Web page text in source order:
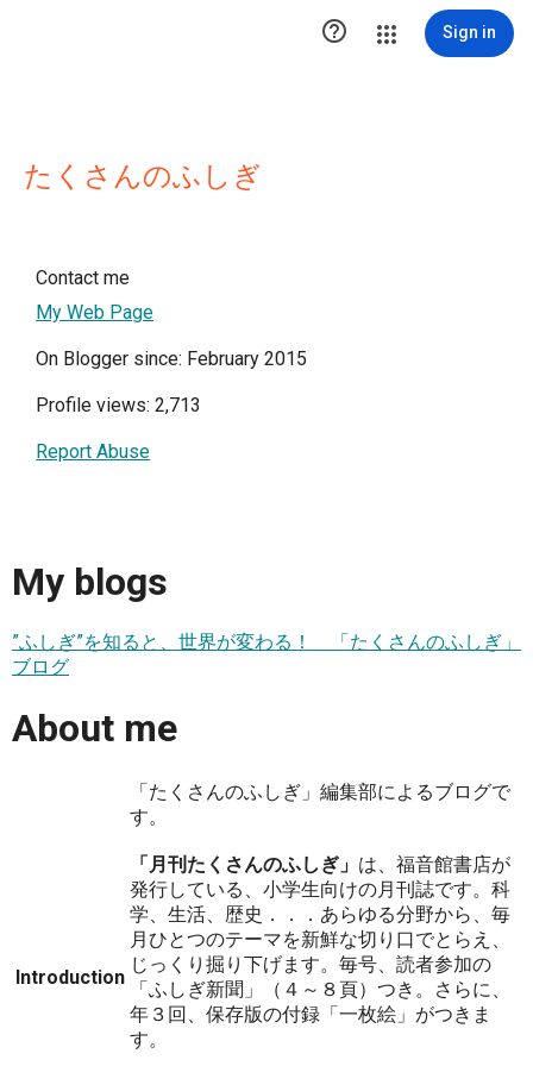
 Sign in
たくさんのふしぎ
Contact me
My Web Page
On Blogger since: February 2015
Profile views: 2,713
Report Abuse
My blogs
”ふしぎ”を知ると、世界が変わる！ 「たくさんのふしぎ」
ブログ
About me
Introduction
「たくさんのふしぎ」編集部によるブログで
す。
「月刊たくさんのふしぎ」 は、福音館書店が
発行している、小学生向けの月刊誌です。科
学、生活、歴史．．．あらゆる分野から、毎
月ひとつのテーマを新鮮な切り口でとらえ、
じっくり掘り下げます。毎号、読者参加の
「ふしぎ新聞」（４～８頁）つき。さらに、
年３回、保存版の付録「一枚絵」がつきま
す。